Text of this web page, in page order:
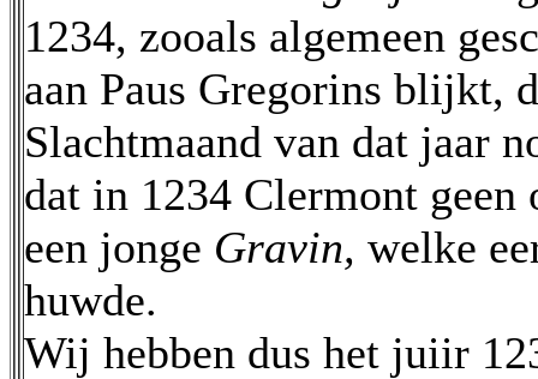
1234, zooals algemeen
aan Paus Gregorins blijkt,
Slachtmaand van dat jaar
dat in 1234 Clermont geen
een jonge Gravin, welke
huwde.
Wij hebben dus het juiir